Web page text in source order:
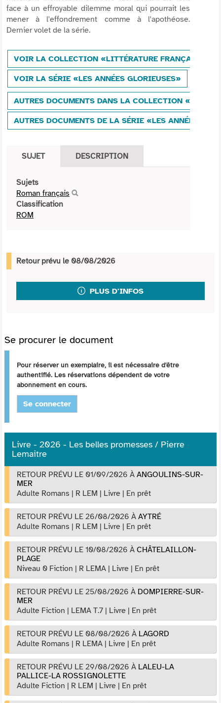
face à un effroyable dilemme moral qui pourrait les
mener à l'effondrement comme à l'apothéose.
Dernier volet de la série.
VOIR LA COLLECTION «LITTÉRATURE FRANÇAISE»
VOIR LA SÉRIE «LES ANNÉES GLORIEUSES»
AUTRES DOCUMENTS DANS LA COLLECTION
AUTRES DOCUMENTS DE LA SÉRIE «LES ANNÉES
SUJET DESCRIPTION
Sujets
Roman français
Classification
ROM
Retour prévu le 08/08/2026
PLUS D'INFOS
Se procurer le document
Pour réserver un exemplaire, il est nécessaire d'être
authentifié. Les réservations dépendent de votre
abonnement en cours.
Se connecter
Livre - 2026 - Les belles promesses / Pierre
Lemaitre
RETOUR PRÉVU LE 01/09/2026 À ANGOULINS-SUR-
MER
Adulte Romans | R LEM | Livre | En prêt
RETOUR PRÉVU LE 26/08/2026 À AYTRÉ
Adulte Romans | R LEM | Livre | En prêt
RETOUR PRÉVU LE 10/08/2026 À CHÂTELAILLON-
PLAGE
Niveau 0 Fiction | R LEMA | Livre | En prêt
RETOUR PRÉVU LE 25/08/2026 À DOMPIERRE-SUR-
MER
Adulte Fiction | LEMA T.7 | Livre | En prêt
RETOUR PRÉVU LE 08/08/2026 À LAGORD
Adulte Romans | R LEMA | Livre | En prêt
RETOUR PRÉVU LE 29/08/2026 À LALEU-LA
PALLICE-LA ROSSIGNOLETTE
Adulte Fiction | R LEM | Livre | En prêt